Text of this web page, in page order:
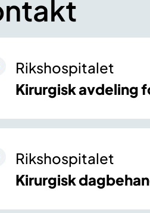
Rikshospitalet
Kirurgisk avdeling
Rikshospitalet
Kirurgisk